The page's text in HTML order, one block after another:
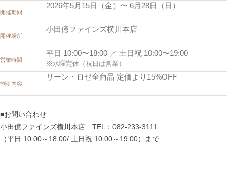
開催期間
2026年5月15日（金）〜 6月28日（日）
開催場所
小田億ファインズ横川本店
営業時間
平日 10:00〜18:00 ／ 土日祝 10:00〜19:00
※水曜定休（祝日は営業）
割引内容
リーン・ロゼ全商品 定価より15%OFF
■お問い合わせ
小田億ファインズ横川本店 TEL：082-233-3111
（平日 10:00～18:00/ 土日祝 10:00～19:00）まで